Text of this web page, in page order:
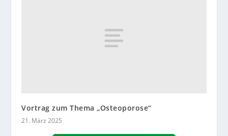
Vortrag zum Thema „Osteoporose“
21. März 2025